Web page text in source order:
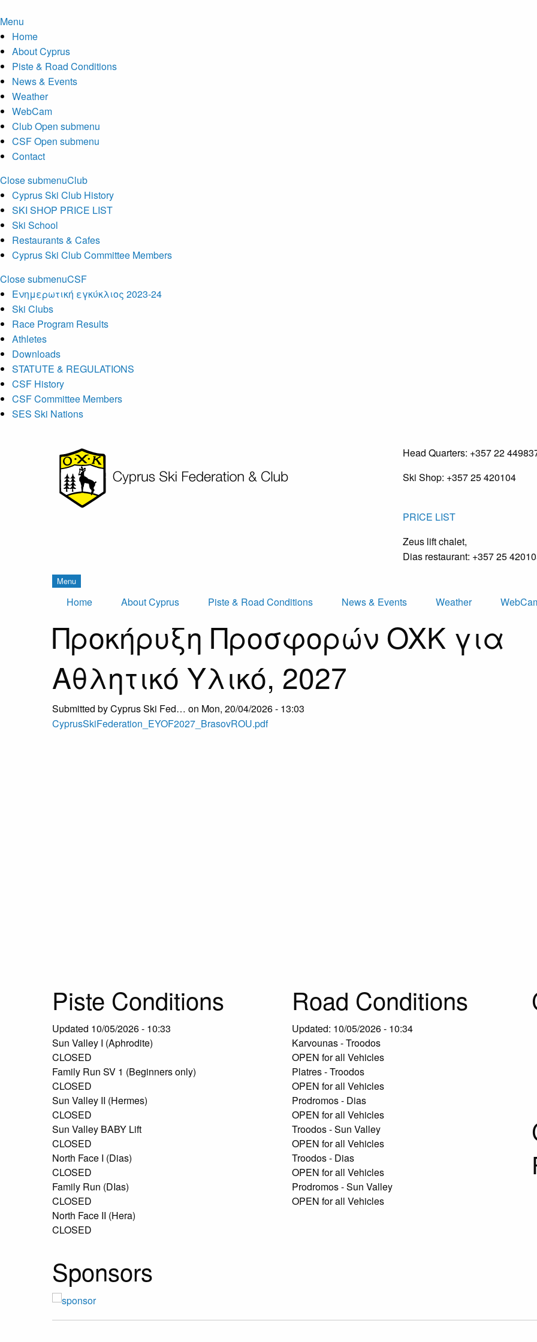
Menu
Home
About Cyprus
Piste & Road Conditions
News & Events
Weather
WebCam
ClubOpen submenu
CSFOpen submenu
Contact
Close submenuClub
Cyprus Ski Club History
SKI SHOP PRICE LIST
Ski School
Restaurants & Cafes
Cyprus Ski Club Committee Members
Close submenuCSF
Ενημερωτική εγκύκλιος 2023-24
Ski Clubs
Race Program Results
Athletes
Downloads
STATUTE & REGULATIONS
CSF History
CSF Committee Members
SES Ski Nations
Head Quarters: +357 22
Ski Shop: +357 25 420104
PRICE LIST
Zeus lift chalet,
Dias restaurant: +357 25
Menu
Home About Cyprus Piste & Road Conditions News & Events Weather
Προκήρυξη Προσφορών OXK για
Αθλητικό Υλικό, 2027
Submitted byCyprus Ski Fed… on Mon, 20/04/2026 - 13:03
CyprusSkiFederation_EYOF2027_BrasovROU.pdf
Piste Conditions
Updated 10/05/2026 - 10:33
Sun Valley I (Aphrodite)
CLOSED
Family Run SV 1 (Beginners only)
CLOSED
Sun Valley II (Hermes)
CLOSED
Sun Valley BABY Lift
CLOSED
North Face I (Dias)
CLOSED
Family Run (DIas)
CLOSED
North Face II (Hera)
CLOSED
Road Conditions
Updated: 10/05/2026 - 10:34
Karvounas - Troodos
OPEN for all Vehicles
Platres - Troodos
OPEN for all Vehicles
Prodromos - Dias
OPEN for all Vehicles
Troodos - Sun Valley
OPEN for all Vehicles
Troodos - Dias
OPEN for all Vehicles
Prodromos - Sun Valley
OPEN for all Vehicles
Sponsors